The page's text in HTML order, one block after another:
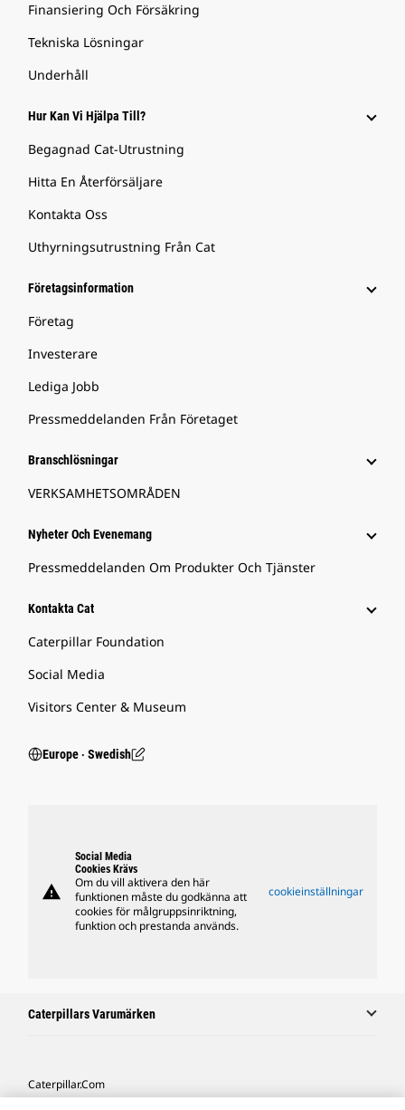
Finansiering Och Försäkring
Tekniska Lösningar
Underhåll
Hur Kan Vi Hjälpa Till?
Begagnad Cat-Utrustning
Hitta En Återförsäljare
Kontakta Oss
Uthyrningsutrustning Från Cat
Företagsinformation
Företag
Investerare
Lediga Jobb
Pressmeddelanden Från Företaget
Branschlösningar
VERKSAMHETSOMRÅDEN
Nyheter Och Evenemang
Pressmeddelanden Om Produkter Och Tjänster
Kontakta Cat
Caterpillar Foundation
Social Media
Visitors Center & Museum
Europe ‧ Swedish
warning
Social Media
Cookies Krävs
Om du vill aktivera den här
funktionen måste du godkänna att
cookies för målgruppsinriktning,
funktion och prestanda används.
cookieinställningar
Caterpillars Varumärken
Caterpillar.com